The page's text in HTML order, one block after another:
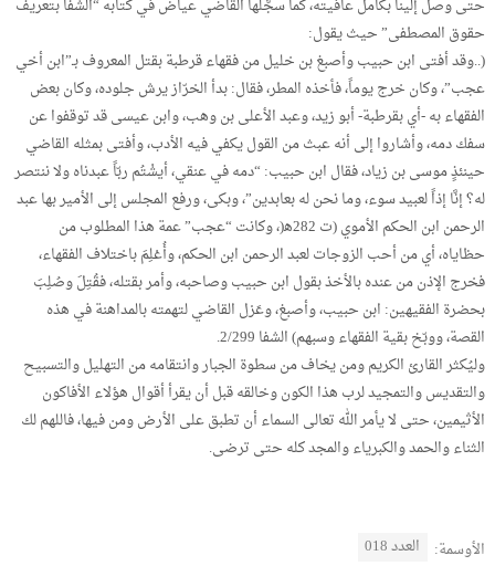
حتى وصل إلينا بكامل عافيته، كما سجَّلها القاضي عياض في كتابه “الشفا بتعريف
حقوق المصطفى” حيث يقول:
(..وقد أفتى ابن حبيب وأصبغ بن خليل من فقهاء قرطبة بقتل المعروف بـ”ابن أخي
عجب”، وكان خرج يوماً، فأخذه المطر، فقال: بدأ الخرّاز يرش جلوده، وكان بعض
الفقهاء به -أي بقرطبة- أبو زيد، وعبد الأعلى بن وهب، وابن عيسى قد توقفوا عن
سفك دمه، وأشاروا إلى أنه عبث من القول يكفي فيه الأدب، وأفتى بمثله القاضي
حينئذٍ موسى بن زياد، فقال ابن حبيب: “دمه في عنقي، أيشْتُم ربّاً عبدناه ولا ننتصر
له؟ إنَّا إذاً لعبيد سوء، وما نحن له بعابدين”، وبكى، ورفع المجلس إلى الأمير بها عبد
الرحمن ابن الحكم الأموي (ت 282ه‍(، وكانت “عجب” عمة هذا المطلوب من
حظاياه، أي من أحب الزوجات لعبد الرحمن ابن الحكم، وأُعْلِمَ باختلاف الفقهاء،
فخرج الإذن من عنده بالأخذ بقول ابن حبيب وصاحبه، وأمر بقتله، فقُتِلَ وصُلِبَ
بحضرة الفقيهين: ابن حبيب، وأصبغ، وعَزل القاضي لتهمته بالمداهنة في هذه
القصة، ووبّخ بقية الفقهاء وسبهم) الشفا 2/299.
وليُكثر القارئ الكريم ومن يخاف من سطوة الجبار وانتقامه من التهليل والتسبيح
والتقديس والتمجيد لرب هذا الكون وخالقه قبل أن يقرأ أقوال هؤلاء الأفاكون
الأثيمين، حتى لا يأمر الله تعالى السماء أن تطبق على الأرض ومن فيها، فاللهم لك
الثناء والحمد والكبرياء والمجد كله حتى ترضى.
الأوسمة: العدد 018